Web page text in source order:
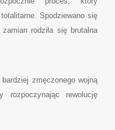
Spodziewano się
rodziła się brutalna
zmęczonego wojną
rozpoczynając rewolucję